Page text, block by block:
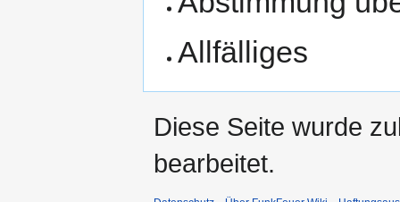
Allfälliges
Diese Seite wurde
bearbeitet.